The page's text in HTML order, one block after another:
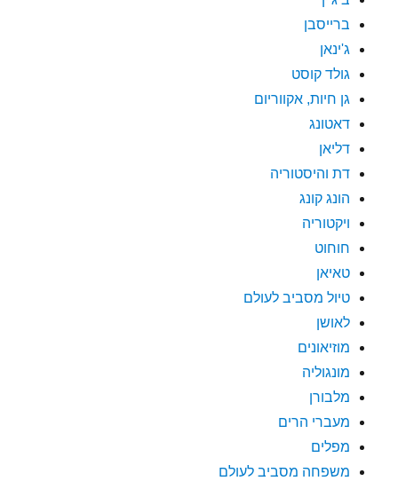
ברייסבן
ג'ינאן
גולד קוסט
גן חיות, אקווריום
דאטונג
דליאן
דת והיסטוריה
הונג קונג
ויקטוריה
חוחוט
טאיאן
טיול מסביב לעולם
לאושן
מוזיאונים
מונגוליה
מלבורן
מעברי הרים
מפלים
משפחה מסביב לעולם